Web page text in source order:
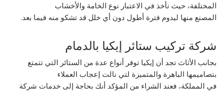
المختلفة، حيث نأخذ في الاعتبار نوع الخامة والأخشاب
المصنع منها ليدوم فترة أطول دون أي خلل قد تشكو منه فيما بعد.
شركة تركيب ستائر إيكيا بالدمام
بجانب الأثاث تجد أن إيكيا توفر أنواع عدة من الستائر التي تتمتع
بتصاميمها الباهرة والمتميزة لتي نالت إعجاب العملاء
في المملكة، فعند الشراء من المؤكد أنك بحاجة إلى خدمات شركة